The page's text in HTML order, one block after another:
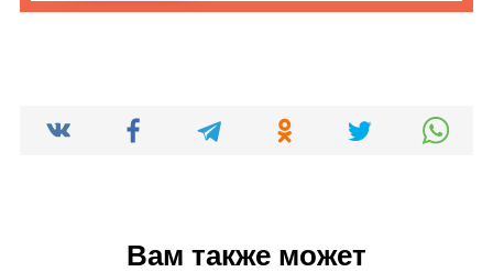
Вам также может